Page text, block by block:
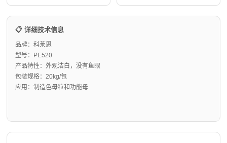
📋 详细技术信息
品牌：科莱恩
型号：PE520
产品特性：外观洁白，没有鱼眼
包装规格：20kg/包
应用：制造色母粒和功能母